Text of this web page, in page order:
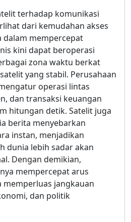
terhadap komunikasi
dari kemudahan akses
mempercepat
kini dapat beroperasi
zona waktu berkat
yang stabil. Perusahaan
operasi lintas
dan transaksi keuangan
hitungan detik. Satelit juga
berita menyebarkan
instan, menjadikan
dunia lebih sadar akan
Dengan demikian,
mempercepat arus
jangkauan
dan politik